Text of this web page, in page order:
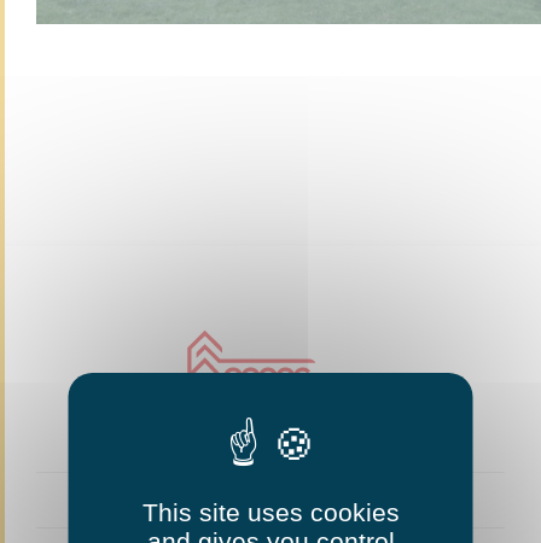
This site uses cookies